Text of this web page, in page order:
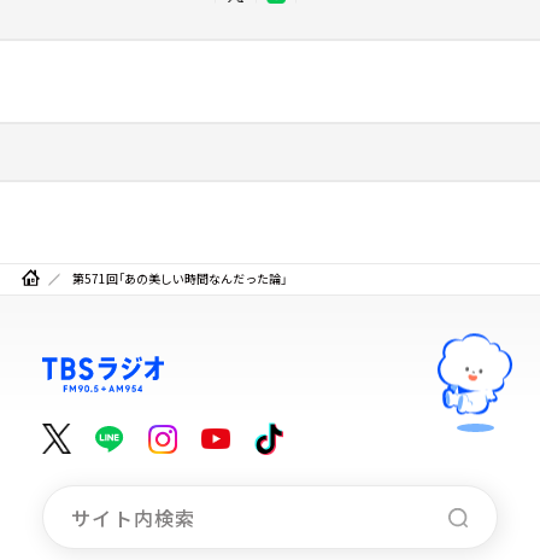
第571回「あの美しい時間なんだった論」